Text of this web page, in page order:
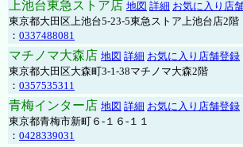
上池台東急ストア店 地図 詳細 お気に入り店
東京都大田区上池台5-23-5東急ストア上池台店2階
： 0337488081
マチノマ大森店 地図 詳細 お気に入り店舗登録
東京都大田区大森町3-1-38マチノマ大森2階
： 0357535311
青梅インター店 地図 詳細 お気に入り店舗登録
東京都青梅市新町６-１６-１１
： 0428339031